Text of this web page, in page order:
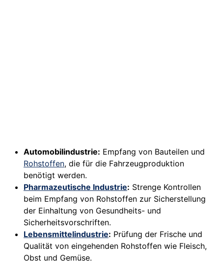
Automobilindustrie: Empfang von Bauteilen und
Rohstoffen, die für die Fahrzeugproduktion
benötigt werden.
Pharmazeutische Industrie: Strenge Kontrollen
beim Empfang von Rohstoffen zur Sicherstellung
der Einhaltung von Gesundheits- und
Sicherheitsvorschriften.
Lebensmittelindustrie: Prüfung der Frische und
Qualität von eingehenden Rohstoffen wie Fleisch,
Obst und Gemüse.